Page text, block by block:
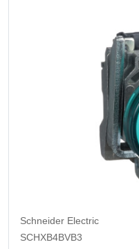
Schneider Electric
SCHXB4BVB3